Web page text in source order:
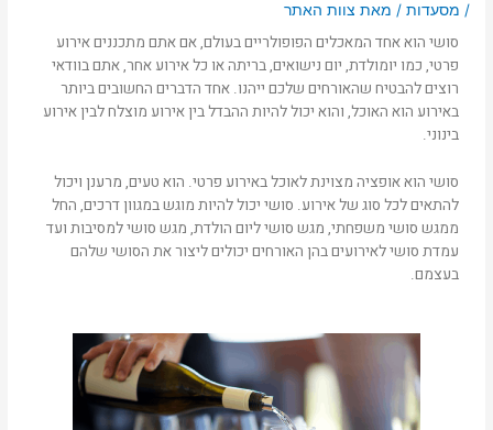
/ מסעדות / מאת צוות האתר
סושי הוא אחד המאכלים הפופולריים בעולם, אם אתם מתכננים אירוע
פרטי, כמו יומולדת, יום נישואים, בריתה או כל אירוע אחר, אתם בוודאי
רוצים להבטיח שהאורחים שלכם ייהנו. אחד הדברים החשובים ביותר
באירוע הוא האוכל, והוא יכול להיות ההבדל בין אירוע מוצלח לבין אירוע
בינוני.
סושי הוא אופציה מצוינת לאוכל באירוע פרטי. הוא טעים, מרענן ויכול
להתאים לכל סוג של אירוע. סושי יכול להיות מוגש במגוון דרכים, החל
ממגש סושי משפחתי, מגש סושי ליום הולדת, מגש סושי למסיבות ועד
עמדת סושי לאירועים בהן האורחים יכולים ליצור את הסושי שלהם
בעצמם.